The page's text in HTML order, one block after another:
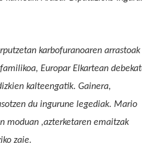
karbofuranoaren arrastoak
Europar Elkartean debe
kalteengatik. Gainera,
du ingurune legediak. Mario
moduan ,azterketaren emaitzak
zaie.